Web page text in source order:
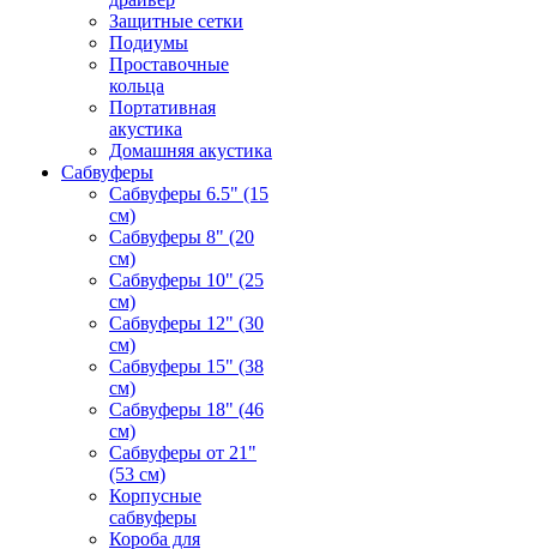
Защитные сетки
Подиумы
Проставочные
кольца
Портативная
акустика
Домашняя акустика
Сабвуферы
Сабвуферы 6.5" (15
см)
Сабвуферы 8" (20
см)
Сабвуферы 10" (25
см)
Сабвуферы 12" (30
см)
Сабвуферы 15" (38
см)
Сабвуферы 18" (46
см)
Сабвуферы от 21"
(53 см)
Корпусные
сабвуферы
Короба для